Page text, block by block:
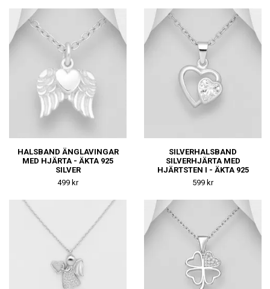
HALSBAND ÄNGLAVINGAR
MED HJÄRTA - ÄKTA 925
SILVER
499 kr
SILVERHALSBAND
SILVERHJÄRTA MED
HJÄRTSTEN I - ÄKTA 925
SILVER
599 kr